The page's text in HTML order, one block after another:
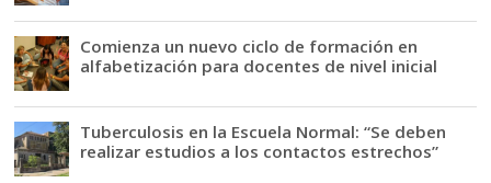
Comienza un nuevo ciclo de formación en
alfabetización para docentes de nivel inicial
Tuberculosis en la Escuela Normal: “Se deben
realizar estudios a los contactos estrechos”